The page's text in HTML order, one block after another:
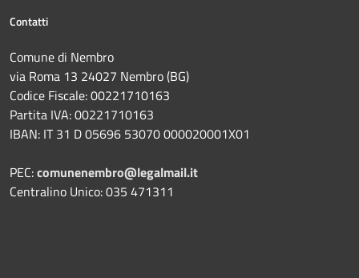
Contatti
Comune di Nembro
via Roma 13 24027 Nembro (BG)
Codice Fiscale: 00221710163
Partita IVA: 00221710163
IBAN: IT 31 D 05696 53070 000020001X01
PEC:comunenembro@legalmail.it
Centralino Unico: 035 471311